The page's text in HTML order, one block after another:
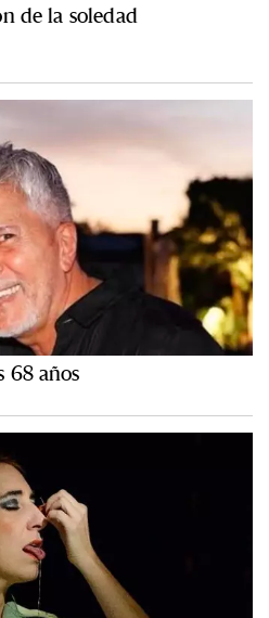
de la soledad
68 años